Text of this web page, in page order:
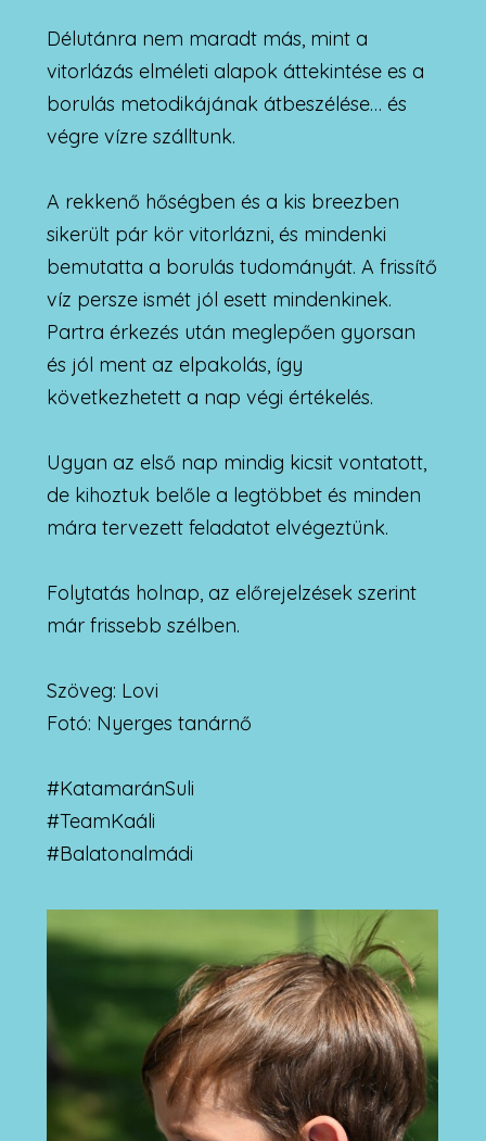
Délutánra nem maradt más, mint a
vitorlázás elméleti alapok áttekintése es a
borulás metodikájának átbeszélése… és
végre vízre szálltunk.
A rekkenő hőségben és a kis breezben
sikerült pár kör vitorlázni, és mindenki
bemutatta a borulás tudományát. A frissítő
víz persze ismét jól esett mindenkinek.
Partra érkezés után meglepően gyorsan
és jól ment az elpakolás, így
következhetett a nap végi értékelés.
Ugyan az első nap mindig kicsit vontatott,
de kihoztuk belőle a legtöbbet és minden
mára tervezett feladatot elvégeztünk.
Folytatás holnap, az előrejelzések szerint
már frissebb szélben.
Szöveg: Lovi
Fotó: Nyerges tanárnő
#KatamaránSuli
#TeamKaáli
#Balatonalmádi